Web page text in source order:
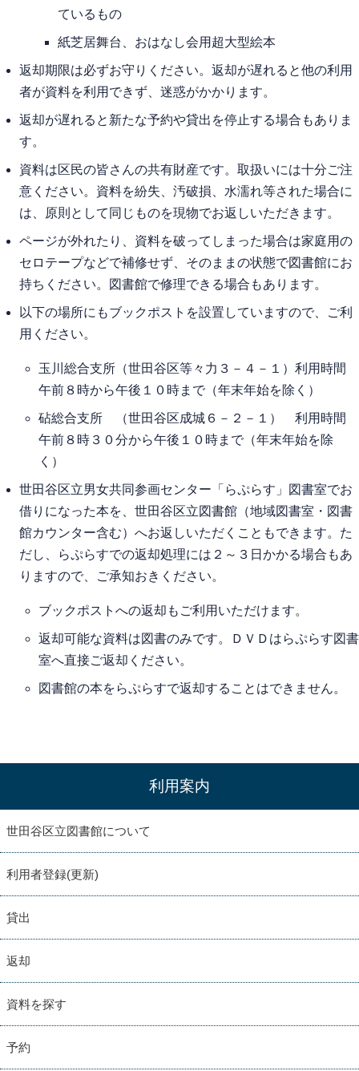
ているもの
紙芝居舞台、おはなし会用超大型絵本
返却期限は必ずお守りください。返却が遅れると他の利用
者が資料を利用できず、迷惑がかかります。
返却が遅れると新たな予約や貸出を停止する場合もありま
す。
資料は区民の皆さんの共有財産です。取扱いには十分ご注
意ください。資料を紛失、汚破損、水濡れ等された場合に
は、原則として同じものを現物でお返しいただきます。
ページが外れたり、資料を破ってしまった場合は家庭用の
セロテープなどで補修せず、そのままの状態で図書館にお
持ちください。図書館で修理できる場合もあります。
以下の場所にもブックポストを設置していますので、ご利
用ください。
玉川総合支所（世田谷区等々力３－４－１）利用時間
午前８時から午後１０時まで（年末年始を除く）
砧総合支所 （世田谷区成城６－２－１） 利用時間
午前８時３０分から午後１０時まで（年末年始を除
く）
世田谷区立男女共同参画センター「らぷらす」図書室でお
借りになった本を、世田谷区立図書館（地域図書室・図書
館カウンター含む）へお返しいただくこともできます。た
だし、らぷらすでの返却処理には２～３日かかる場合もあ
りますので、ご承知おきください。
ブックポストへの返却もご利用いただけます。
返却可能な資料は図書のみです。ＤＶＤはらぷらす図書
室へ直接ご返却ください。
図書館の本をらぷらすで返却することはできません。
利用案内
世田谷区立図書館について
利用者登録(更新)
貸出
返却
資料を探す
予約